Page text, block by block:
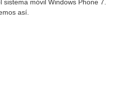
móvil Windows Phone 7.
así.